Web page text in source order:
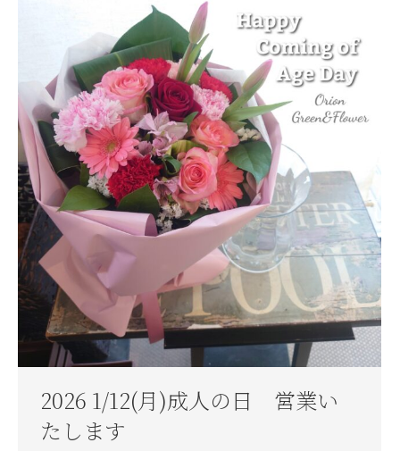
2026 1/12(月)成人の日 営業い
たします